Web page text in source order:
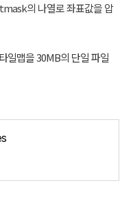
의 나열로 좌표값을 압
일맵을 30MB의 단일 파일